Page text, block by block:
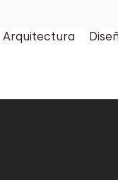
Arquitectura